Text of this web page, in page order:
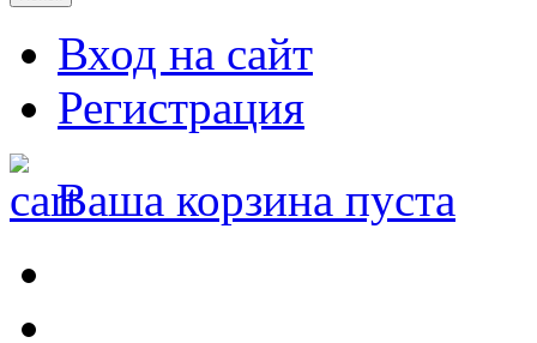
Вход на сайт
Регистрация
Ваша корзина пуста